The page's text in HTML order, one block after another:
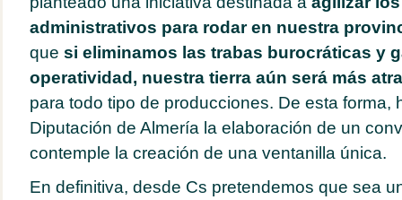
administrativos para rodar en nuestra
que si eliminamos las trabas burocráticas y
operatividad, nuestra tierra aún será más
para todo tipo de producciones. De esta forma,
Diputación de Almería la elaboración de un
contemple la creación de una ventanilla única.
En definitiva, desde Cs pretendemos que sea